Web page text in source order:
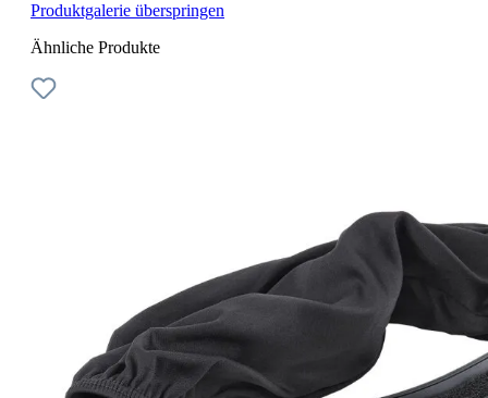
Produktgalerie überspringen
Ähnliche Produkte